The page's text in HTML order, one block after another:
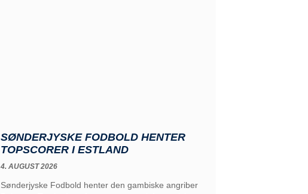
SØNDERJYSKE FODBOLD HENTER
TOPSCORER I ESTLAND
4. AUGUST 2026
Sønderjyske Fodbold henter den gambiske angriber